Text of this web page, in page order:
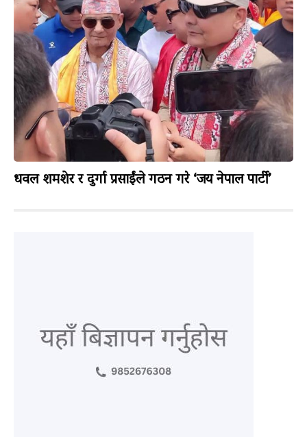
धवल शमशेर र दुर्गा प्रसाईंले गठन गरे ‘जय नेपाल पार्टी’